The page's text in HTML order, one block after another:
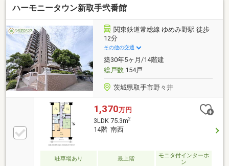
ハーモニータウン新取手弐番館
関東鉄道常総線 ゆめみ野駅 徒歩
12分
その他の交通
築30年5ヶ月/14階建
総戸数154戸
茨城県取手市野々井
1,370万円
3LDK 75.3m2
14階 南西
駐車場あり 最上階
モニタ付インターホ
ン